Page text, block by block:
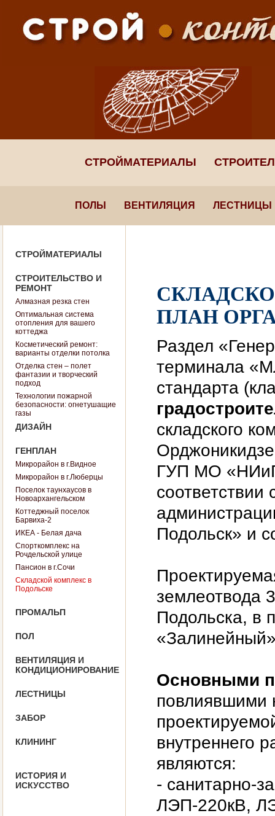
СТРОЙМАТЕРИАЛЫ
ПОЛЫ ВЕНТИЛЯЦИЯ ЛЕСТНИЦЫ
СТРОЙМАТЕРИАЛЫ
СТРОИТЕЛЬСТВО И
РЕМОНТ
Алмазная резка стен
Оптимальная система
отопления для вашего
коттеджа
Косметический ремонт:
варианты отделки потолка
Отделка стен – полет
фантазии и творческий
подход
Технологии пожарной
безопасности: огнетушащие
газы
ДИЗАЙН
ГЕНПЛАН
Микрорайон в г.Видное
Микрорайон в г.Люберцы
Поселок таунхаусов в
Новоархангельском
Коттеджный поселок
Барвиха-2
ИКЕА - Белая дача
Спорткомплекс на
Рочдельской улице
Пансион в г.Сочи
Складской комплекс в
Подольске
ПРОМАЛЬП
ПОЛ
ВЕНТИЛЯЦИЯ И
КОНДИЦИОНИРОВАНИЕ
ЛЕСТНИЦЫ
ЗАБОР
КЛИНИНГ
ИСТОРИЯ И
ИСКУССТВО
ПЛАН
Раздел
терминала
стандарта
складского
ГУП МО
Подольск» и
землеотвода
Подольска, в
Основными
повлиявшими
внутреннего
являются:
- санитарно-
ЛЭП-220кВ,